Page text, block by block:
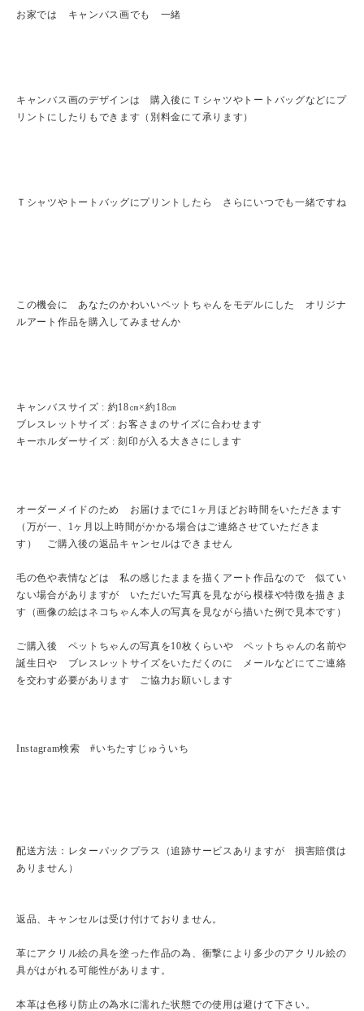
お家では キャンバス画でも 一緒
キャンバス画のデザインは 購入後にＴシャツやトートバッグなどにプ
リントにしたりもできます（別料金にて承ります）
Ｔシャツやトートバッグにプリントしたら さらにいつでも一緒ですね
この機会に あなたのかわいいペットちゃんをモデルにした オリジナ
ルアート作品を購入してみませんか
キャンバスサイズ : 約18㎝×約18㎝
ブレスレットサイズ : お客さまのサイズに合わせます
キーホルダーサイズ : 刻印が入る大きさにします
オーダーメイドのため お届けまでに1ヶ月ほどお時間をいただきます
（万が一、1ヶ月以上時間がかかる場合はご連絡させていただきま
す） ご購入後の返品キャンセルはできません
毛の色や表情などは 私の感じたままを描くアート作品なので 似てい
ない場合がありますが いただいた写真を見ながら模様や特徴を描きま
す（画像の絵はネコちゃん本人の写真を見ながら描いた例で見本です）
ご購入後 ペットちゃんの写真を10枚くらいや ペットちゃんの名前や
誕生日や ブレスレットサイズをいただくのに メールなどにてご連絡
を交わす必要があります ご協力お願いします
Instagram検索 #いちたすじゅういち
配送方法：レターパックプラス（追跡サービスありますが 損害賠償は
ありません）
返品、キャンセルは受け付けておりません。
革にアクリル絵の具を塗った作品の為、衝撃により多少のアクリル絵の
具がはがれる可能性があります。
本革は色移り防止の為水に濡れた状態での使用は避けて下さい。